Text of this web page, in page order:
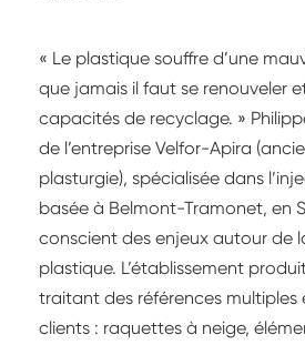
« Le plastique souffre d’une
que jamais il faut se renouveler
capacités de recyclage. »
de l’entreprise Velfor-Apira
plasturgie), spécialisée dans
basée à Belmont-Tramonet, en
conscient des enjeux autour de
plastique. L’établissement
traitant des références multiples
clients : raquettes à neige,